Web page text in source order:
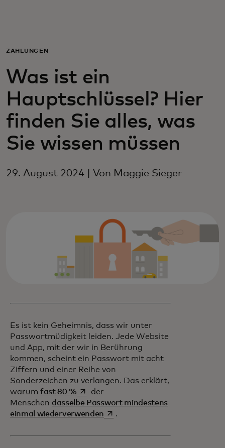
Für Unternehmen
Für die Welt
Für Innovatoren
Neuigkeiten und Trends
ZAHLUNGEN
Was ist ein
Hauptschlüssel? Hier
finden Sie alles, was
Sie wissen müssen
29. August 2024 | Von Maggie Sieger
Es ist kein Geheimnis, dass wir unter
Passwortmüdigkeit leiden. Jede Website
und App, mit der wir in Berührung
kommen, scheint ein Passwort mit acht
Ziffern und einer Reihe von
Sonderzeichen zu verlangen. Das erklärt,
warum fast 80 % wird in einer neuen Registerkarte
der
Menschen dasselbe Passwort mindestens
einmal wiederverwendenwird in einer neuen
.